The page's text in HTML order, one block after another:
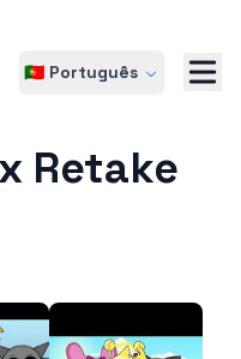
🇵🇹 Português
Retake